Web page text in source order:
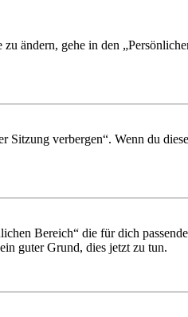
ändern, gehe in den
verbergen“. Wenn du
Bereich“ die für dich
guter Grund, dies jetzt zu tun.